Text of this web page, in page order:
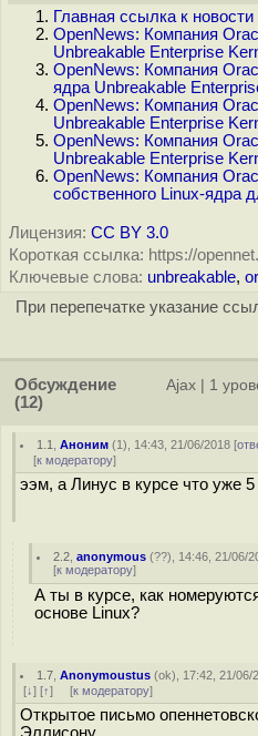
Главная ссылка к новости
OpenNews: Компания
Unbreakable Enterprise
OpenNews: Компания
ядра Unbreakable
OpenNews: Компания
Unbreakable Enterprise
OpenNews: Компания
Unbreakable Enterprise
OpenNews: Компания
собственного Linux-ядра
Лицензия: CC BY 3.0
Короткая ссылка: https://
Ключевые слова: unbreakable,
При перепечатке указание
Обсуждение
(12)
Ajax 1
1.1 ,Аноним (1), 14:43, 21/06/2018 [
[к модератору]
ээм, а Линус в курсе что уже
2.2 ,anonymous (??), 14:46, 21/06/
[к модератору]
А ты в курсе, как
основе Linux?
1.7 ,Anonymoustus (ok), 17:42, 21/06/
[↓] [↑] [к модератору]
Открытое письмо